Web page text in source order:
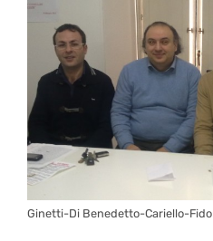
Ginetti-Di Benedetto-Cariello-Fido